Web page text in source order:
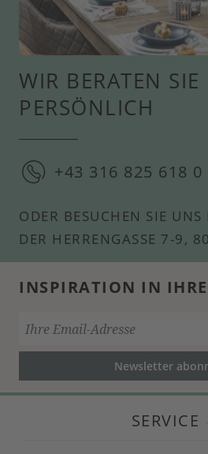
WIR BERATEN
PERSÖNLICH
+43 316 825 618 0
ODER BESUCHEN SIE
DER HERRENGASSE 7-9,
INSPIRATION IN
Newsletter
SERVICE